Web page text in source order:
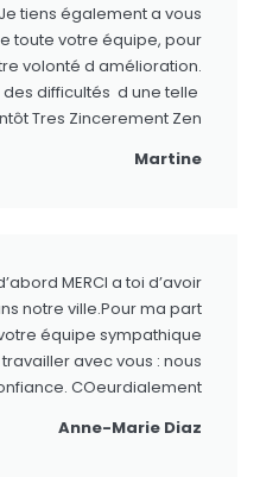
tiens également a vous
toute votre équipe, pour
volonté d amélioration.
difficultés d une telle
Tres Zincerement Zen
Martine
MERCI a toi d’avoir
notre ville.Pour ma part
équipe sympathique
avec vous : nous
COeurdialement
Anne-Marie Diaz